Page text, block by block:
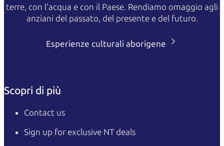
terre, con l'acqua e con il Paese. Rendiamo omaggio agli
anziani del passato, del presente e del futuro.
Esperienze culturali aborigene
Scopri di più
Contact us
Sign up for exclusive NT deals